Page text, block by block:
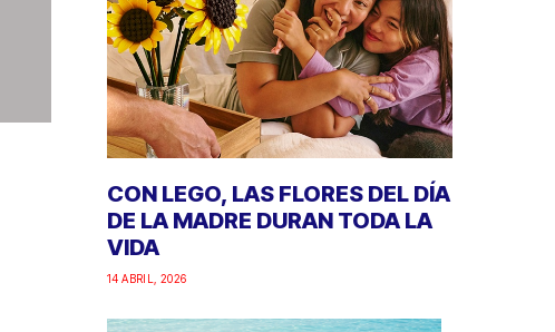
CON LEGO, LAS FLORES DEL DÍA
DE LA MADRE DURAN TODA LA
VIDA
14 ABRIL, 2026